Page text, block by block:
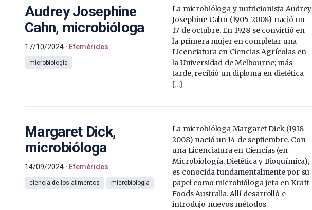
Audrey Josephine
Cahn, microbióloga
17/10/2024 Efemérides
microbiología
La microbióloga y nutricionista Audrey
Josephine Cahn (1905-2008) nació un
17 de octubre. En 1928 se convirtió en
la primera mujer en completar una
Licenciatura en Ciencias Agrícolas en
la Universidad de Melbourne; más
tarde, recibió un diploma en dietética
[…]
Margaret Dick,
microbióloga
14/09/2024 Efemérides
ciencia de los alimentos microbiología
La microbióloga Margaret Dick (1918-
2008) nació un 14 de septiembre. Con
una Licenciatura en Ciencias (en
Microbiología, Dietética y Bioquímica),
es conocida fundamentalmente por su
papel como microbióloga jefa en Kraft
Foods Australia. Allí desarrolló e
introdujo nuevos métodos